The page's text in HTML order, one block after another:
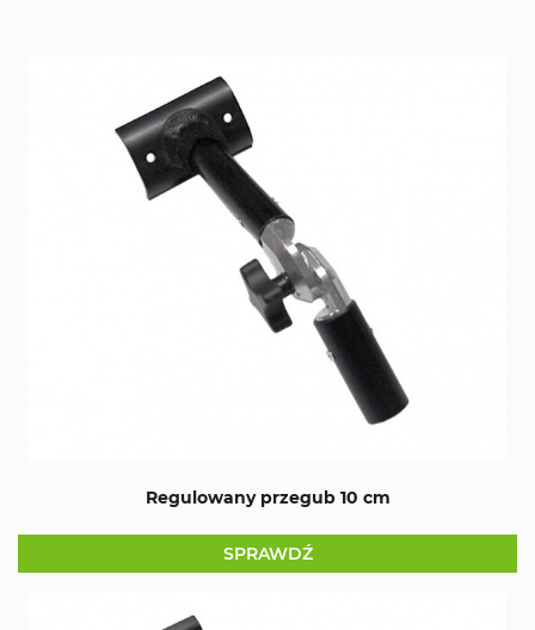
Regulowany przegub 10 cm
SPRAWDŹ